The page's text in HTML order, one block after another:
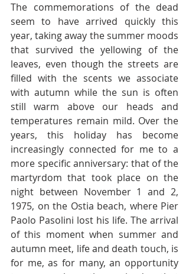
The commemorations of the dead
seem to have arrived quickly this
year, taking away the summer moods
that survived the yellowing of the
leaves, even though the streets are
filled with the scents we associate
with autumn while the sun is often
still warm above our heads and
temperatures remain mild. Over the
years, this holiday has become
increasingly connected for me to a
more specific anniversary: that of the
martyrdom that took place on the
night between November 1 and 2,
1975, on the Ostia beach, where Pier
Paolo Pasolini lost his life. The arrival
of this moment when summer and
autumn meet, life and death touch, is
for me, as for many, an opportunity